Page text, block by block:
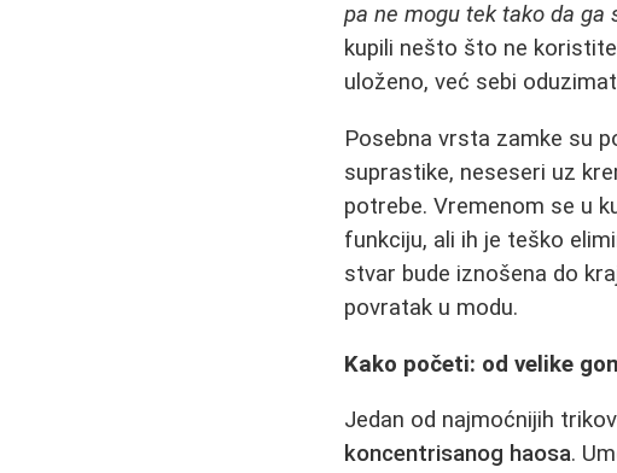
pa ne mogu tek tako da ga
kupili nešto što ne
uloženo, već sebi
Posebna vrsta zamke su
suprastike, neseseri uz
potrebe. Vremenom se u
funkciju, ali ih je teško
stvar bude iznošena do
povratak u modu.
Kako početi: od velike
Jedan od najmoćnijih
koncentrisanog haosa.